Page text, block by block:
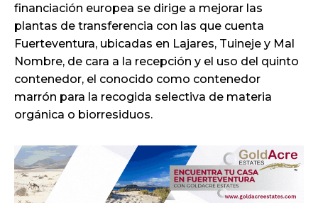
financiación europea se dirige a mejorar las
plantas de transferencia con las que cuenta
Fuerteventura, ubicadas en Lajares, Tuineje y Mal
Nombre, de cara a la recepción y el uso del quinto
contenedor, el conocido como contenedor
marrón para la recogida selectiva de materia
orgánica o biorresiduos.